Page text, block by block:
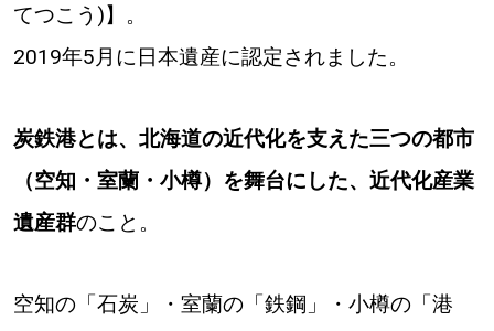
パートナーメディア
運営会社 広告掲載
情報提供・お問い合わせ 利用規約
プライバシーポリシー
てつこう)】。
2019年5月に日本遺産に認定されました。
炭鉄港とは、北海道の近代化を支えた三つの都市
（空知・室蘭・小樽）を舞台にした、近代化産業
遺産群のこと。
空知の「石炭」・室蘭の「鉄鋼」・小樽の「港